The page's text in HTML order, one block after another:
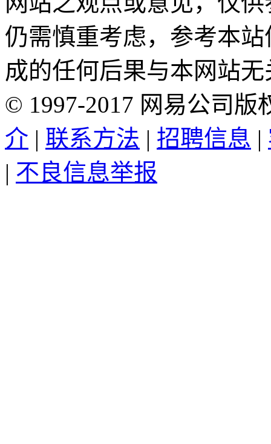
仍需慎重考虑，参考本
成的任何后果与本网站
© 1997-2017 网易公司版
介 | 联系方法 | 招聘信息 |
| 不良信息举报